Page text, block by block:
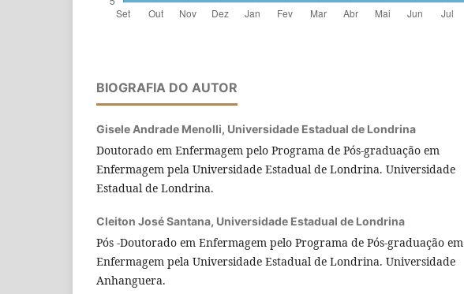
BIOGRAFIA DO AUTOR
Gisele Andrade Menolli, Universidade Estadual de Londrina
Doutorado em Enfermagem pelo Programa de Pós-graduação em
Enfermagem pela Universidade Estadual de Londrina. Universidade
Estadual de Londrina.
Cleiton José Santana, Universidade Estadual de Londrina
Pós -Doutorado em Enfermagem pelo Programa de Pós-graduação em
Enfermagem pela Universidade Estadual de Londrina. Universidade
Anhanguera.